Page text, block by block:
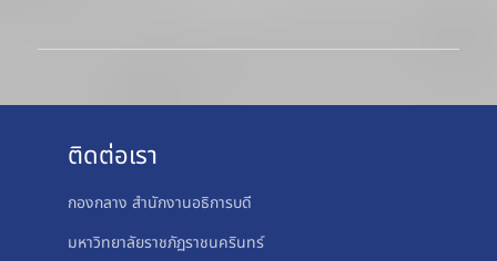
ติดต่อเรา
กองกลาง สำนักงานอธิการบดี
มหาวิทยาลัยราชภัฏราชนครินทร์